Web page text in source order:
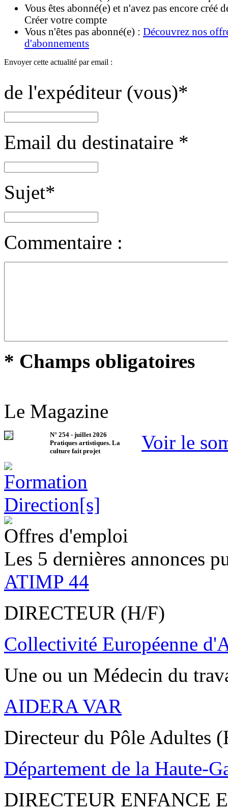
Vous êtes abonné(e) et n'avez pas encore créé
Créer votre compte
Vous n'êtes pas abonné(e) : Découvrez nos
d'abonnements
Envoyer cette actualité par email :
de l'expéditeur (vous)*
Email du destinataire *
Sujet*
Commentaire :
* Champs obligatoires
Le Magazine
N° 254 - juillet 2026
Pratiques artistiques. La
culture fait projet
Voir le
Offres d'emploi
Les 5 dernières annonces
ATIMP 44
DIRECTEUR (H/F)
Collectivité Européenne
Une ou un Médecin du
AIDERA VAR
Directeur du Pôle Adultes
Département de la Haute-
DIRECTEUR ENFANCE